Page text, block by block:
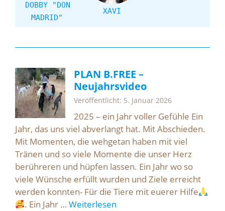
DOBBY "DON
MADRID"
XAVI
PLAN B.FREE –
Neujahrsvideo
Veröffentlicht: 5. Januar 2026
2025 – ein Jahr voller Gefühle Ein
Jahr, das uns viel abverlangt hat. Mit Abschieden.
Mit Momenten, die wehgetan haben mit viel
Tränen und so viele Momente die unser Herz
berühreren und hüpfen lassen. Ein Jahr wo so
viele Wünsche erfüllt wurden und Ziele erreicht
werden konnten- Für die Tiere mit euerer Hilfe
. Ein Jahr …Weiterlesen